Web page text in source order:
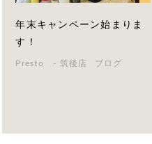
年末キャンペーン始まりま
す！
Presto - 筑後店 ブログ